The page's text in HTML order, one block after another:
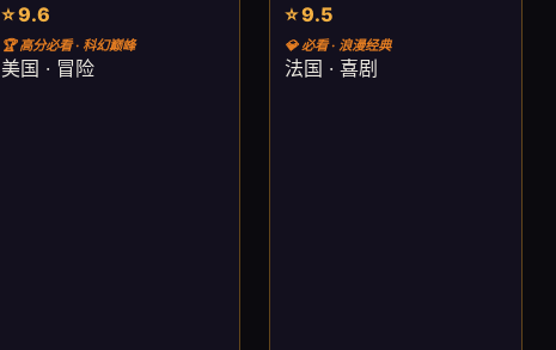
⭐ 9.6
🏆 高分必看 · 科幻巅峰
美国 · 冒险
⭐ 9.5
💎 必看 · 浪漫经典
法国 · 喜剧